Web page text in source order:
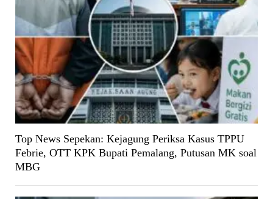
Top News Sepekan: Kejagung Periksa Kasus TPPU
Febrie, OTT KPK Bupati Pemalang, Putusan MK soal
MBG